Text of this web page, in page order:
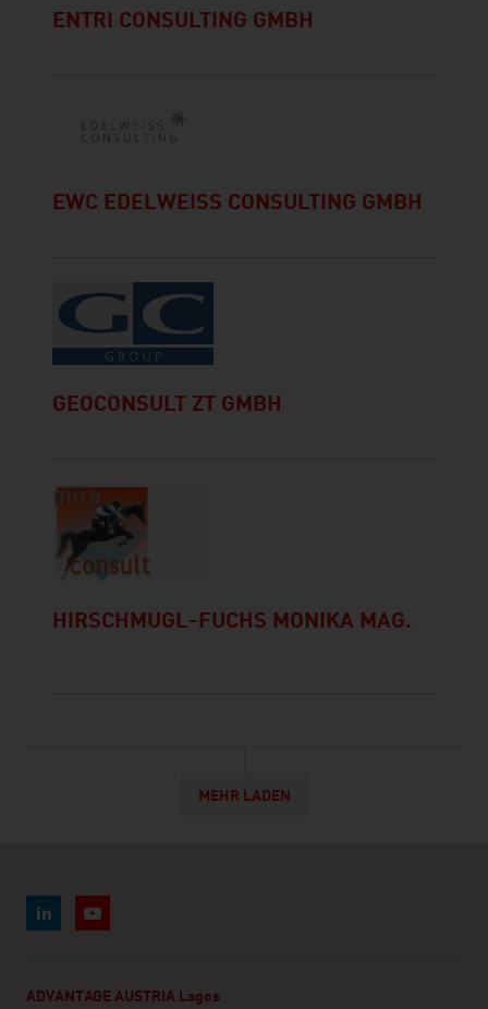
ENTRI CONSULTING GMBH
EWC EDELWEISS CONSULTING GMBH
GEOCONSULT ZT GMBH
HIRSCHMUGL-FUCHS MONIKA MAG.
MEHR LADEN
ADVANTAGE AUSTRIA Lagos